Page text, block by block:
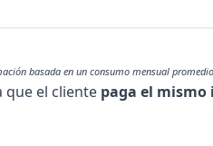
basada en un consumo mensual
que el cliente paga el mismo